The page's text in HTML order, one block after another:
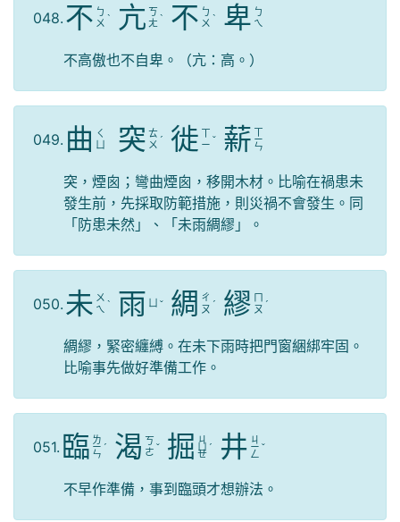
048. 不 ㄅ
ㄨ ˋ 亢 ㄎ
ㄤ ˋ 不 ㄅ
ㄨ ˋ 卑 ㄅ
ㄟ
不高傲也不自卑。（亢：高。）
049. 曲 ㄑ
突 ㄊ
ㄨ ˊ 徙 ㄒ
ㄧ ˇ 薪 ㄒ
ㄧ
ㄣ
突，煙囪；彎曲煙囪，移開木材。比喻在禍患未
發生前，先採取防範措施，則災禍不會發生。同
「防患未然」、「未雨綢繆」。
050. 未 ㄨ
ㄟ ˋ 雨 ˇ 綢 ㄔ
ㄡ ˊ 繆 ㄇ
ㄡ ˊ
綢繆，緊密纏縛。在未下雨時把門窗綑綁牢固。
比喻事先做好準備工作。
051. 臨 ㄌ
ㄧ
ㄣ
ˊ 渴 ㄎ
ㄜ ˇ 掘 ㄐ
ㄩ
ㄝ
ˊ 井 ㄐ
ㄧ
ㄥ
ˇ
不早作準備，事到臨頭才想辦法。